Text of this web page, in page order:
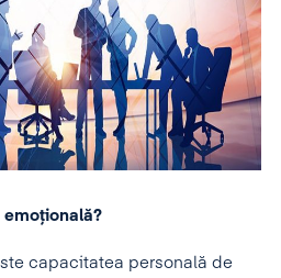
emoțională?
capacitatea personală de